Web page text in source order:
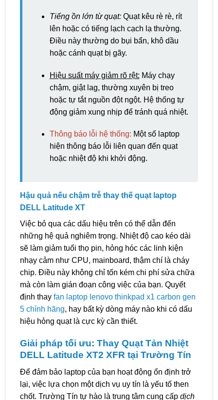
Tiếng ồn lớn từ quạt:Quạt kêu rè rè, rít
lên hoặc có tiếng lạch cạch lạ thường.
Điều này thường do bụi bẩn, khô dầu
hoặc cánh quạt bị gãy.
Hiệu suất máy giảm rõ rệt: Máy chạy
chậm, giật lag, thường xuyên bị treo
hoặc tự tắt nguồn đột ngột. Hệ thống tự
động giảm xung nhịp để tránh quá nhiệt.
Thông báo lỗi hệ thống: Một số laptop
hiện thông báo lỗi liên quan đến quạt
hoặc nhiệt độ khi khởi động.
Hậu quả nếu chậm trễ thay thế quạt laptop
DELL Latitude XT
Việc bỏ qua các dấu hiệu trên có thể dẫn đến
những hệ quả nghiêm trọng. Nhiệt độ cao kéo dài
sẽ làm giảm tuổi thọ pin, hỏng hóc các linh kiện
nhạy cảm như CPU, mainboard, thậm chí là cháy
chip. Điều này không chỉ tốn kém chi phí sửa chữa
mà còn làm gián đoạn công việc của bạn. Quyết
định thay fan laptop lenovo thinkpad x1 carbon gen
5 chính hãng, hay bất kỳ dòng máy nào khi có dấu
hiệu hỏng quạt là cực kỳ cần thiết.
Giải pháp tối ưu: Thay Quạt Tản Nhiệt
DELL Latitude XT2 XFR tại Trường Tín
Để đảm bảo laptop của bạn hoạt động ổn định trở
lại, việc lựa chọn một dịch vụ uy tín là yếu tố then
chốt. Trường Tín tự hào là trung tâm cung cấp dịch